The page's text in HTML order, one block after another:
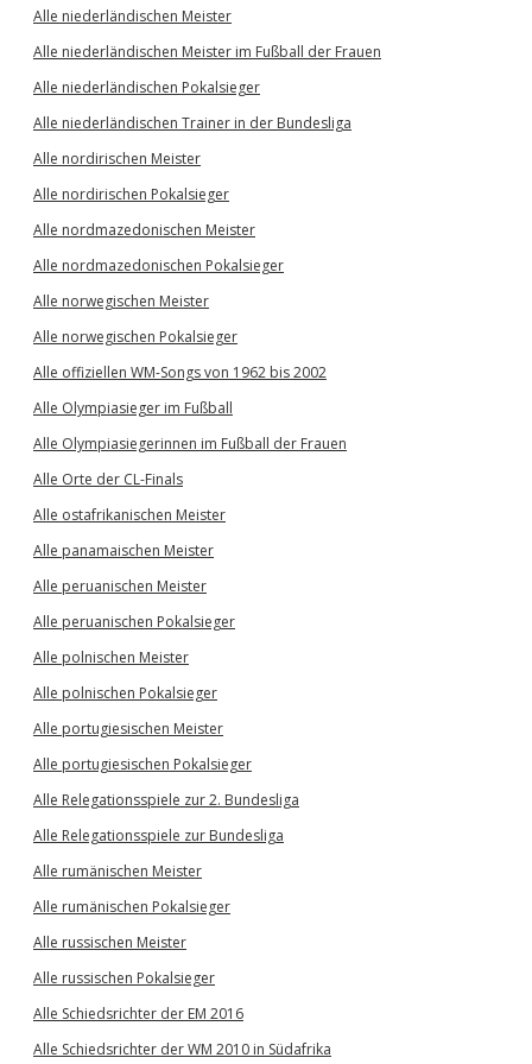
Alle niederländischen Meister
Alle niederländischen Meister im Fußball der Frauen
Alle niederländischen Pokalsieger
Alle niederländischen Trainer in der Bundesliga
Alle nordirischen Meister
Alle nordirischen Pokalsieger
Alle nordmazedonischen Meister
Alle nordmazedonischen Pokalsieger
Alle norwegischen Meister
Alle norwegischen Pokalsieger
Alle offiziellen WM-Songs von 1962 bis 2002
Alle Olympiasieger im Fußball
Alle Olympiasiegerinnen im Fußball der Frauen
Alle Orte der CL-Finals
Alle ostafrikanischen Meister
Alle panamaischen Meister
Alle peruanischen Meister
Alle peruanischen Pokalsieger
Alle polnischen Meister
Alle polnischen Pokalsieger
Alle portugiesischen Meister
Alle portugiesischen Pokalsieger
Alle Relegationsspiele zur 2. Bundesliga
Alle Relegationsspiele zur Bundesliga
Alle rumänischen Meister
Alle rumänischen Pokalsieger
Alle russischen Meister
Alle russischen Pokalsieger
Alle Schiedsrichter der EM 2016
Alle Schiedsrichter der WM 2010 in Südafrika